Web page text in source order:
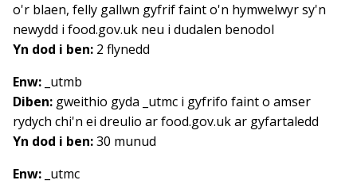
o'r blaen, felly gallwn gyfrif faint o'n hymwelwyr sy'n
newydd i food.gov.uk neu i dudalen benodol
Yn dod i ben: 2 flynedd
Enw: _utmb
Diben: gweithio gyda _utmc i gyfrifo faint o amser
rydych chi'n ei dreulio ar food.gov.uk ar gyfartaledd
Yn dod i ben:30 munud
Enw: _utmc